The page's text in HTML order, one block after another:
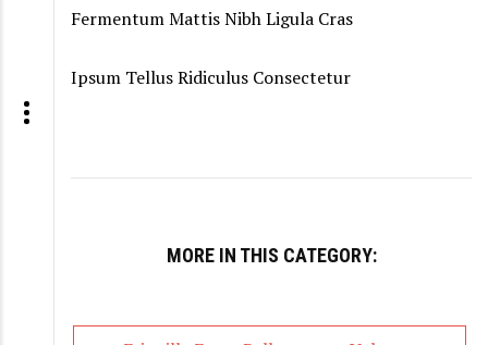
Fermentum Mattis Nibh Ligula Cras
Ipsum Tellus Ridiculus Consectetur
MORE IN THIS CATEGORY: